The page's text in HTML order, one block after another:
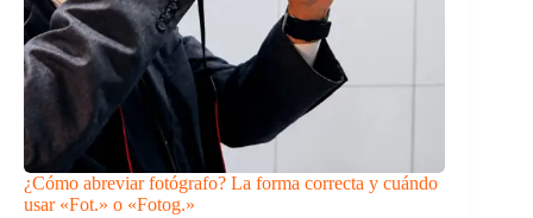
¿Cómo abreviar fotógrafo? La forma correcta y cuándo
usar «Fot.» o «Fotog.»